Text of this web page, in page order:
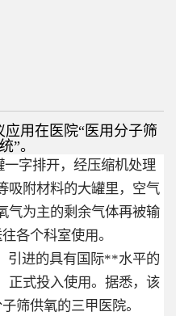
应用在医院“医用分子筛
”。
一字排开，经压缩机处理
吸附材料的大罐里，空气
气为主的剩余气体再被输
各个科室使用。
引进的具有国际**水平的
正式投入使用。据悉，该
筛供氧的三甲医院。